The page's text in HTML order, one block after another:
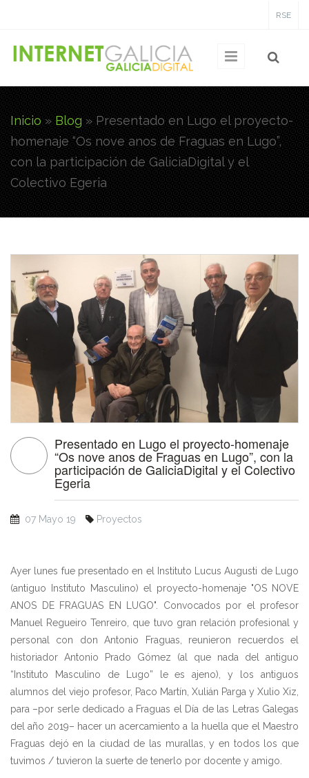
RSE
Usted está aquí
Inicio » Blog » Presentado en Lugo el proyecto-
homenaje “Os nove anos de Fraguas en Lugo”,
con la participación de GaliciaDigital y el
Colectivo Egeria
Presentado en Lugo el proyecto-homenaje
“Os nove anos de Fraguas en Lugo”, con la
participación de GaliciaDigital y el Colectivo
Egeria
07 Mayo 19 Proyectos
Ayer lunes fue presentado en el Instituto Lucus Augusti de Lugo
(antiguo Instituto Masculino) el proyecto-homenaje "OS NOVE
ANOS DE FRAGUAS EN LUGO". Convocados por el profesor
Manuel Regueiro Tenreiro, que tuvo gran relación profesional y
personal con don Antonio Fraguas, reunieron recuerdos el
historiador Antonio Prado Gómez (al que nada del antiguo
“Instituto Masculino de Lugo” le es ajeno), y los antiguos
alumnos del viejo profesor, Paco Martín, Xulián Parga y Xulio Xiz,
para –por serle dedicado a Fraguas el Día de las Letras Galegas
del año 2019– hacer un acercamiento a la huella que el Maestro
Fraguas dejó en la ciudad de las murallas, y en todos los que
tuvimos / tuvieron la suerte de tenerlo por docente y amigo.